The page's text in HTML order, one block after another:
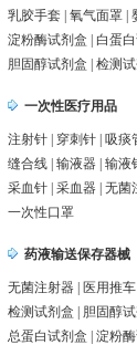
HZ活性碳纤
乳胶手套
氧气面罩
淀粉酶试剂盒
白蛋
胆固醇试剂盒
检测
一次性医疗用品
注射针 穿刺针 吸痰
缝合线 输液器 输液
采血针 采血器 无菌
一次性口罩
药液输送保存器械
无菌注射器 医用推车
检测试剂盒
胆固醇
总蛋白试剂盒
淀粉